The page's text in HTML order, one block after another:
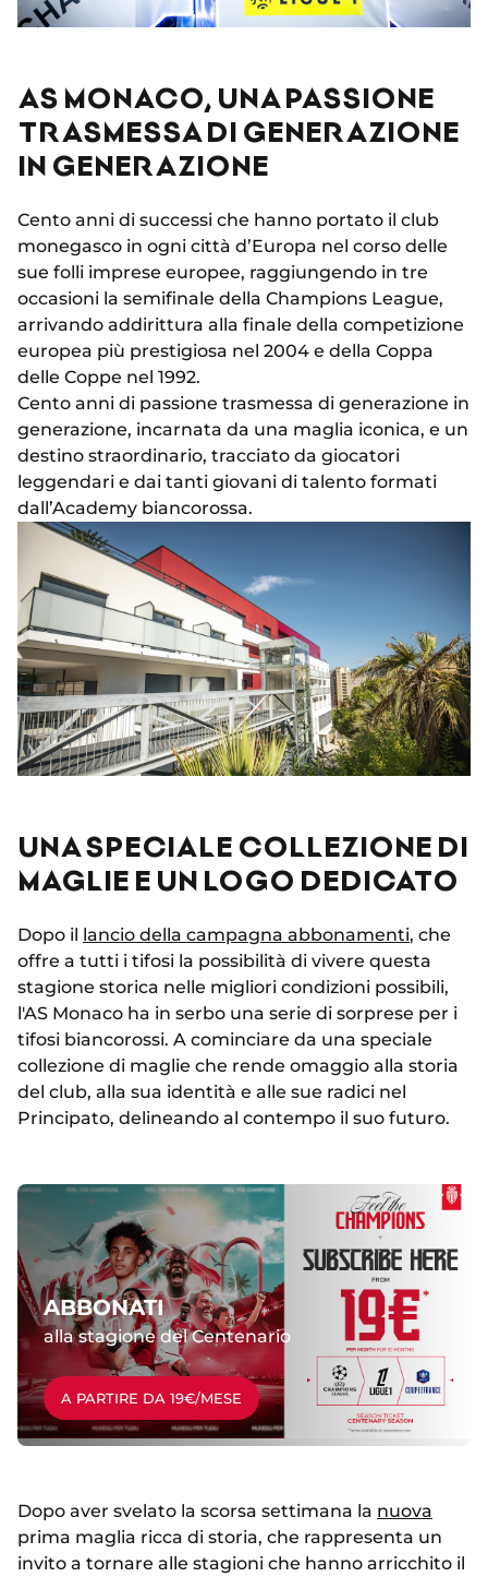
AS MONACO, UNA PASSIONE
TRASMESSA DI GENERAZIONE
IN GENERAZIONE
Cento anni di successi che hanno portato il club
monegasco in ogni città d’Europa nel corso delle
sue folli imprese europee, raggiungendo in tre
occasioni la semifinale della Champions League,
arrivando addirittura alla finale della competizione
europea più prestigiosa nel 2004 e della Coppa
delle Coppe nel 1992.
Cento anni di passione trasmessa di generazione in
generazione, incarnata da una maglia iconica, e un
destino straordinario, tracciato da giocatori
leggendari e dai tanti giovani di talento formati
dall’Academy biancorossa.
UNA SPECIALE COLLEZIONE DI
MAGLIE E UN LOGO DEDICATO
Dopo il lancio della campagna abbonamenti, che
offre a tutti i tifosi la possibilità di vivere questa
stagione storica nelle migliori condizioni possibili,
l'AS Monaco ha in serbo una serie di sorprese per i
tifosi biancorossi. A cominciare da una speciale
collezione di maglie che rende omaggio alla storia
del club, alla sua identità e alle sue radici nel
Principato, delineando al contempo il suo futuro.
ABBONATI
alla stagione del Centenario
A PARTIRE DA 19€/MESE
Dopo aver svelato la scorsa settimana la nuova
prima maglia ricca di storia, che rappresenta un
invito a tornare alle stagioni che hanno arricchito il